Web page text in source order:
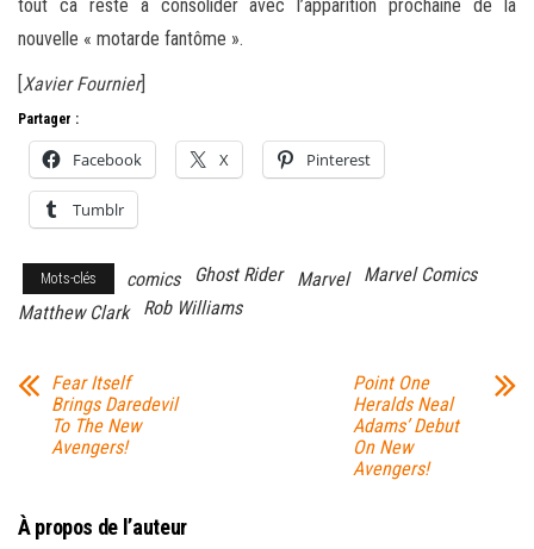
tout ca reste à consolider avec l’apparition prochaine de la
nouvelle « motarde fantôme ».
[Xavier Fournier]
Partager :
Facebook X Pinterest
Tumblr
Mots-clés comics Ghost Rider Marvel
Marvel Comics
Matthew Clark
Rob Williams
Fear Itself
Brings Daredevil
To The New
Avengers!
Point One
Heralds Neal
Adams’ Debut
On New
Avengers!
À propos de l’auteur